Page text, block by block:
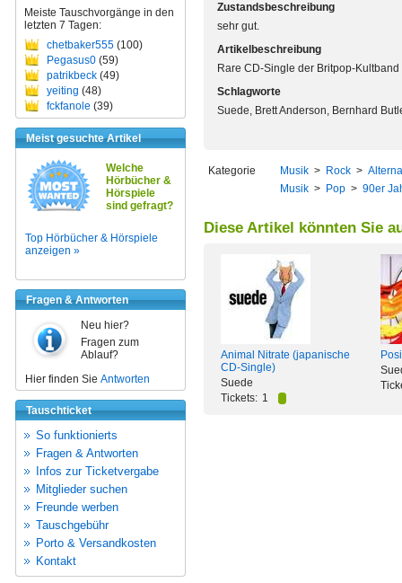
Meiste Tauschvorgänge in den
letzten 7 Tagen:
chetbaker555 (100)
Pegasus0 (59)
patrikbeck (49)
yeiting (48)
fckfanole (39)
Meist gesuchte Artikel
Welche
Hörbücher &
Hörspiele
sind gefragt?
Top Hörbücher & Hörspiele
anzeigen »
Fragen & Antworten
Neu hier?
Fragen zum
Ablauf?
Hier finden Sie Antworten
Tauschticket
So funktionierts
Fragen & Antworten
Infos zur Ticketvergabe
Mitglieder suchen
Freunde werben
Tauschgebühr
Porto & Versandkosten
Kontakt
Zustandsbeschreibung
sehr gut.
Artikelbeschreibung
Rare CD-Single der Britpop-
Schlagworte
Suede, Brett Anderson, Bernhard
Kategorie Musik > Rock >
Musik > Pop > 90er
Diese Artikel könnten Sie
Animal Nitrate (japanische
CD-Single)
Suede
Tickets: 1